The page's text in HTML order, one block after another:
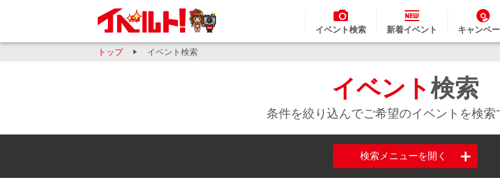
イベント検索 新着イベント キャンペ
トップ イベント検索
イベント検索
条件を絞り込んでご希望のイベントを検索
検索メニューを開く